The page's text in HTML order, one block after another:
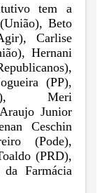
tem a
Beto
Carlise
Hernani
(PP),
Meri
Junior
Ceschin
(Pode),
(PRD),
Farmácia